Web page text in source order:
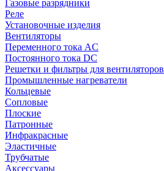
Газовые разрядники
Реле
Установочные изделия
Вентиляторы
Переменного тока AC
Постоянного тока DC
Решетки и фильтры для вентиляторов
Промышленные нагреватели
Кольцевые
Сопловые
Плоские
Патронные
Инфракрасные
Эластичные
Трубчатые
Аксессуары